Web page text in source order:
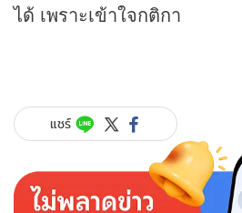
ได้ เพราะเข้าใจกติกา
แชร์